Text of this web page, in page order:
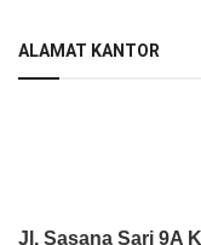
ALAMAT KANTOR
Jl. Sasana Sari 9A